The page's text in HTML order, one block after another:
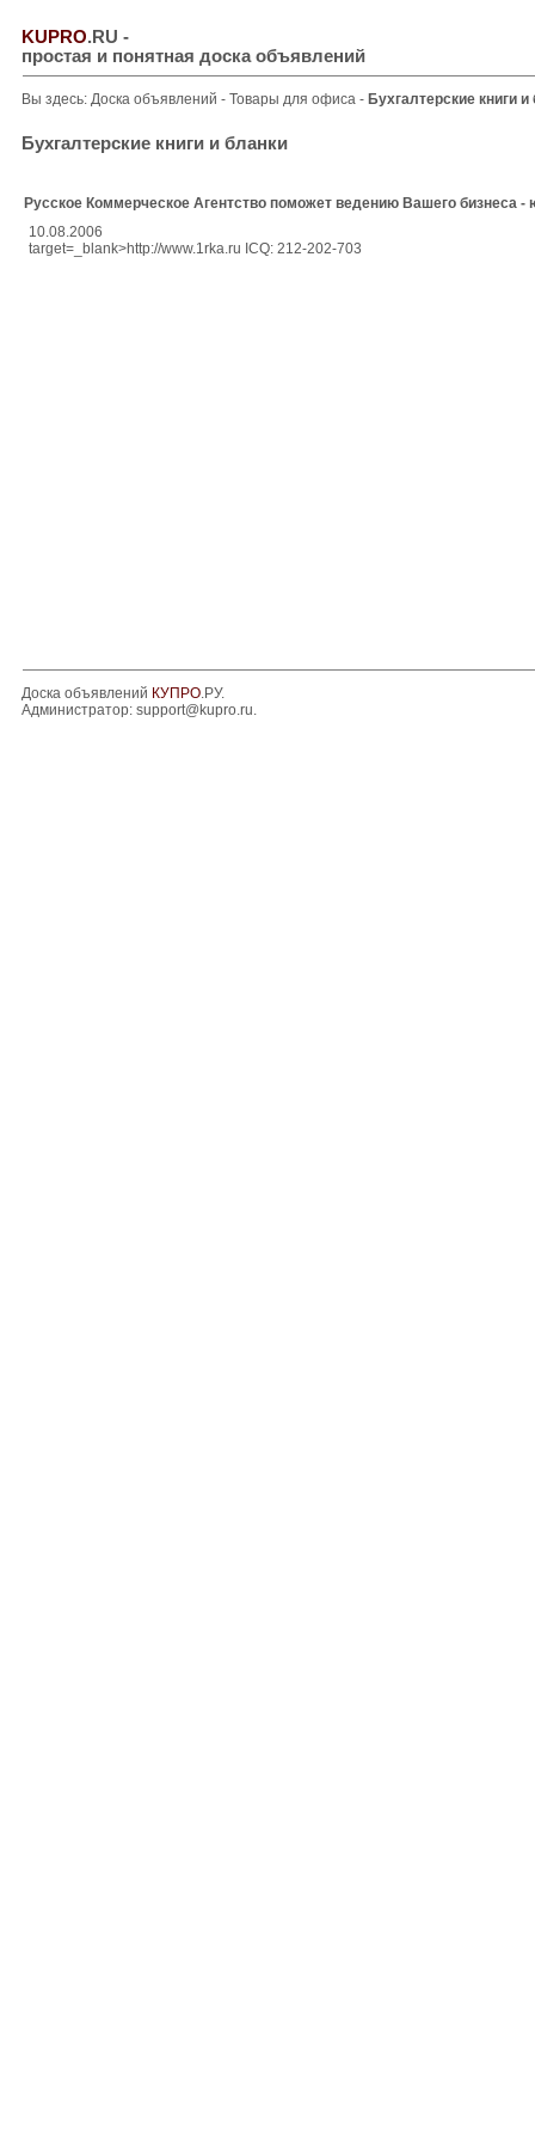
KUPRO.RU -
простая и понятная доска объявлений
Вы здесь: Доска объявлений - Товары для офиса - Бухгалтерские книги и
Бухгалтерские книги и бланки
Русское Коммерческое Агентство поможет ведению Вашего бизнеса -
10.08.2006
target=_blank>http://www.1rka.ru ICQ: 212-202-703
Доска объявлений КУПРО.РУ.
Администратор: support@kupro.ru.